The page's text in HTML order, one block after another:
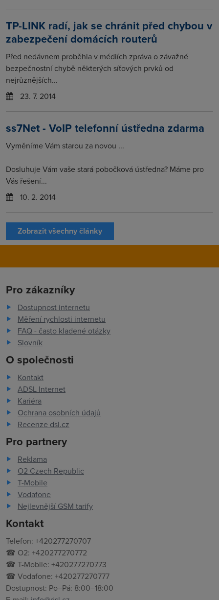
TP-LINK radí, jak se chránit před chybou v
zabezpečení domácích routerů
Před nedávnem proběhla v médiích zpráva o závažné
bezpečnostní chybě některých síťových prvků od
nejrůznějších...
23. 7. 2014
ss7Net - VoIP telefonní ústředna zdarma
Vyměníme Vám starou za novou ...
Dosluhuje Vám vaše stará pobočková ústředna? Máme pro
Vás řešení...
10. 2. 2014
Zobrazit všechny články
Pro zákazníky
Dostupnost internetu
Měření rychlosti internetu
FAQ - často kladené otázky
Slovník
O společnosti
Kontakt
ADSL Internet
Kariéra
Ochrana osobních údajů
Recenze dsl.cz
Pro partnery
Reklama
O2 Czech Republic
T-Mobile
Vodafone
Nejlevnější GSM tarify
Kontakt
Telefon: +420277270707
☎ O2: +420277270772
☎ T-Mobile: +420277270773
☎ Vodafone: +420277270777
Dostupnost: Po–Pá: 8:00–18:00